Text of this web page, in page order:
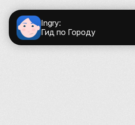
Ingry:
Гид по Городу